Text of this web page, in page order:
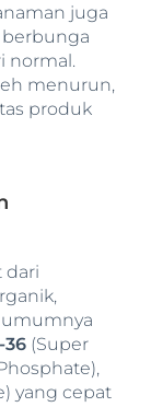
juga
normal.
menurun,
produk
dari
36 (Super
yang cepat